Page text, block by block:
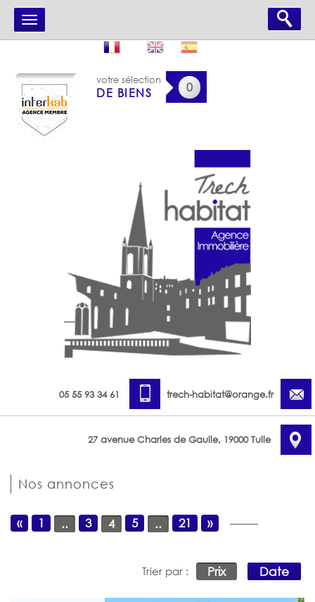
votre sélection
DE BIENS 0
05 55 93 34 61 trech-habitat@orange.fr
27 avenue Charles de Gaulle, 19000 Tulle
Nos annonces
« 1 .. 3 4 5 .. 21 »
Trier par : Prix Date